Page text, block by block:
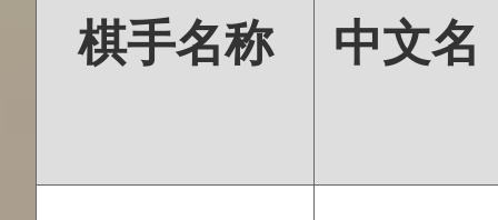
棋手名称 中文名